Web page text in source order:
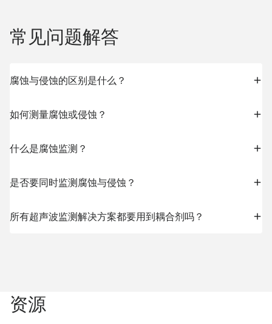
常见问题解答
腐蚀与侵蚀的区别是什么？
如何测量腐蚀或侵蚀？
什么是腐蚀监测？
是否要同时监测腐蚀与侵蚀？
所有超声波监测解决方案都要用到耦合剂吗？
资源